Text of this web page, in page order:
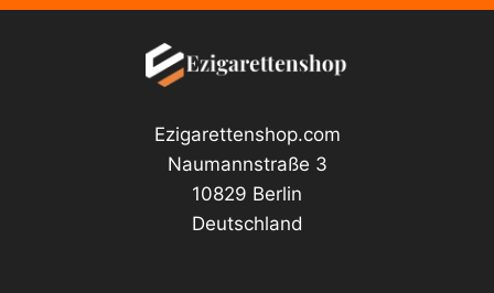
Ezigarettenshop.com
Naumannstraße 3
10829 Berlin
Deutschland